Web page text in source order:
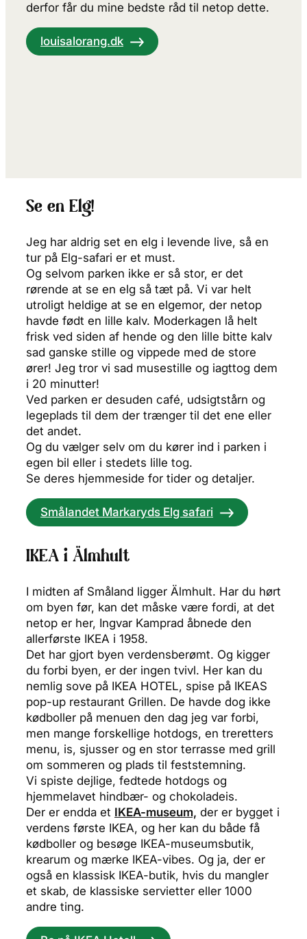
derfor får du mine bedste råd til netop dette.
louisalorang.dk
Se en Elg!
Jeg har aldrig set en elg i levende live, så en
tur på Elg-safari er et must.
Og selvom parken ikke er så stor, er det
rørende at se en elg så tæt på. Vi var helt
utroligt heldige at se en elgemor, der netop
havde født en lille kalv. Moderkagen lå helt
frisk ved siden af hende og den lille bitte kalv
sad ganske stille og vippede med de store
ører! Jeg tror vi sad musestille og iagttog dem
i 20 minutter!
Ved parken er desuden café, udsigtstårn og
legeplads til dem der trænger til det ene eller
det andet.
Og du vælger selv om du kører ind i parken i
egen bil eller i stedets lille tog.
Se deres hjemmeside for tider og detaljer.
Smålandet Markaryds Elg safari
IKEA i Älmhult
I midten af Småland ligger Älmhult. Har du hørt
om byen før, kan det måske være fordi, at det
netop er her, Ingvar Kamprad åbnede den
allerførste IKEA i 1958.
Det har gjort byen verdensberømt. Og kigger
du forbi byen, er der ingen tvivl. Her kan du
nemlig sove på IKEA HOTEL, spise på IKEAS
pop-up restaurant Grillen. De havde dog ikke
kødboller på menuen den dag jeg var forbi,
men mange forskellige hotdogs, en treretters
menu, is, sjusser og en stor terrasse med grill
om sommeren og plads til feststemning.
Vi spiste dejlige, fedtede hotdogs og
hjemmelavet hindbær- og chokoladeis.
Der er endda et IKEA-museum, der er bygget i
verdens første IKEA, og her kan du både få
kødboller og besøge IKEA-museumsbutik,
krearum og mærke IKEA-vibes. Og ja, der er
også en klassisk IKEA-butik, hvis du mangler
et skab, de klassiske servietter eller 1000
andre ting.